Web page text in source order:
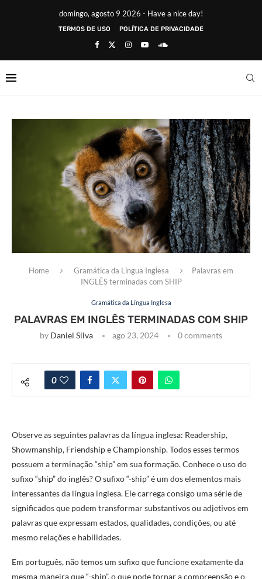
domingo, agosto 9 2026 - Have a nice day!
TERMOS DE USO POLÍTICA DE PRIVACIDADE
Home Gramática da Língua Inglesa
Palavras em
INGLÊS terminadas com SHIP
Gramática da Língua Inglesa
PALAVRAS EM INGLÊS TERMINADAS COM SHIP
by Daniel Silva ago 23, 2024 0 comments
0
Observe as seguintes palavras da língua inglesa: Readership,
Showmanship, Friendship e Championship. Todos esses termos
possuem a terminação “ship” em sua formação. Conhece o uso do
sufixo “ship” do inglês? O sufixo “-ship” é um dos elementos mais
interessantes da língua inglesa. Ele carrega consigo uma série de
significados que podem transformar substantivos ou adjetivos em
palavras que expressam estados, qualidades, condições, ou até
mesmo relações e habilidades.
Em português, não temos um sufixo que funcione exatamente da
mesma maneira que “-ship”, o que pode tornar a compreensão e o